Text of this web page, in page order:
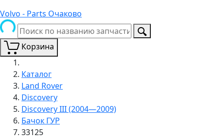
Volvo - Parts Очаково
Корзина
Каталог
Land Rover
Discovery
Discovery III (2004—2009)
Бачок ГУР
33125